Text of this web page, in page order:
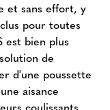
et sans effort, y
pour toutes
est bien plus
de
d'une poussette
aisance
coulissants